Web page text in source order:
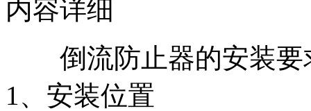
内容详细
倒流防止器的安装要
1、安装位置